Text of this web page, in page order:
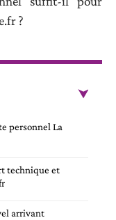
?
personnel La
technique et
arrivant